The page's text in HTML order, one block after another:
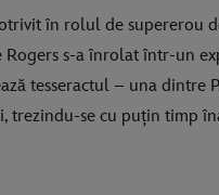
în rolul de supererou
s-a înrolat într-un
tesseractul – una
trezindu-se cu puțin timp